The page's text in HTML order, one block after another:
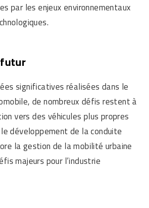
par les enjeux environnementaux
significatives réalisées dans le
de nombreux défis restent à
vers des véhicules plus propres
développement de la conduite
la gestion de la mobilité urbaine
majeurs pour l’industrie